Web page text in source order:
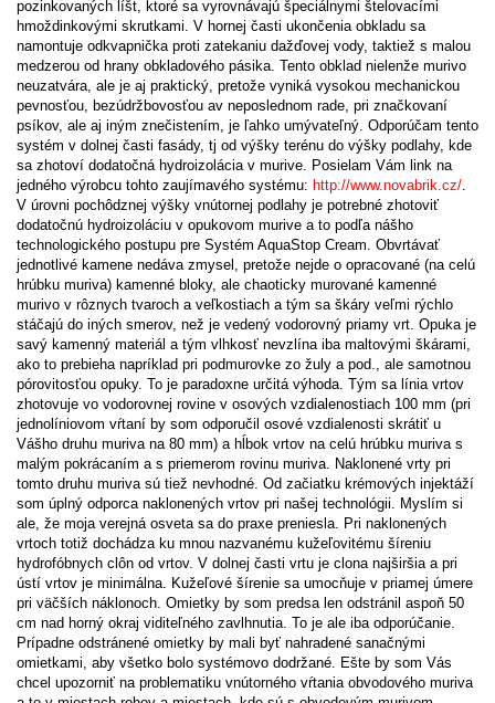
pozinkovaných líšt, ktoré sa vyrovnávajú špeciálnymi štelovacími
hmoždinkovými skrutkami. V hornej časti ukončenia obkladu sa
namontuje odkvapnička proti zatekaniu dažďovej vody, taktiež s malou
medzerou od hrany obkladového pásika. Tento obklad nielenže murivo
neuzatvára, ale je aj praktický, pretože vyniká vysokou mechanickou
pevnosťou, bezúdržbovosťou av neposlednom rade, pri značkovaní
psíkov, ale aj iným znečistením, je ľahko umývateľný. Odporúčam tento
systém v dolnej časti fasády, tj od výšky terénu do výšky podlahy, kde
sa zhotoví dodatočná hydroizolácia v murive. Posielam Vám link na
jedného výrobcu tohto zaujímavého systému: http://www.novabrik.cz/.
V úrovni pochôdznej výšky vnútornej podlahy je potrebné zhotoviť
dodatočnú hydroizoláciu v opukovom murive a to podľa nášho
technologického postupu pre Systém AquaStop Cream. Obvrtávať
jednotlivé kamene nedáva zmysel, pretože nejde o opracované (na celú
hrúbku muriva) kamenné bloky, ale chaoticky murované kamenné
murivo v rôznych tvaroch a veľkostiach a tým sa škáry veľmi rýchlo
stáčajú do iných smerov, než je vedený vodorovný priamy vrt. Opuka je
savý kamenný materiál a tým vlhkosť nevzlína iba maltovými škárami,
ako to prebieha napríklad pri podmurovke zo žuly a pod., ale samotnou
pórovitosťou opuky. To je paradoxne určitá výhoda. Tým sa línia vrtov
zhotovuje vo vodorovnej rovine v osových vzdialenostiach 100 mm (pri
jednolíniovom vŕtaní by som odporučil osové vzdialenosti skrátiť u
Vášho druhu muriva na 80 mm) a hĺbok vrtov na celú hrúbku muriva s
malým pokrácaním a s priemerom rovinu muriva. Naklonené vrty pri
tomto druhu muriva sú tiež nevhodné. Od začiatku krémových injektáží
som úplný odporca naklonených vrtov pri našej technológii. Myslím si
ale, že moja verejná osveta sa do praxe preniesla. Pri naklonených
vrtoch totiž dochádza ku mnou nazvanému kužeľovitému šíreniu
hydrofóbnych clôn od vrtov. V dolnej časti vrtu je clona najširšia a pri
ústí vrtov je minimálna. Kužeľové šírenie sa umocňuje v priamej úmere
pri väčších náklonoch. Omietky by som predsa len odstránil aspoň 50
cm nad horný okraj viditeľného zavlhnutia. To je ale iba odporúčanie.
Prípadne odstránené omietky by mali byť nahradené sanačnými
omietkami, aby všetko bolo systémovo dodržané. Ešte by som Vás
chcel upozorniť na problematiku vnútorného vŕtania obvodového muriva